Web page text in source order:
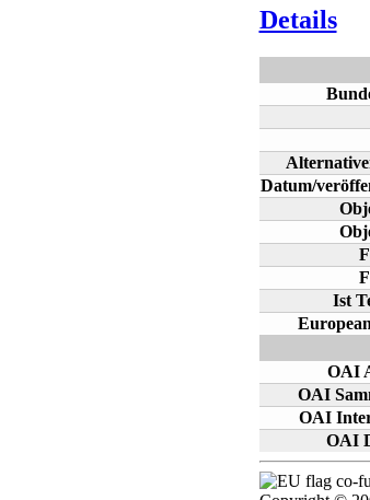
Details
Datum/
Ist
OAI
OAI
OAI
OAI
co-